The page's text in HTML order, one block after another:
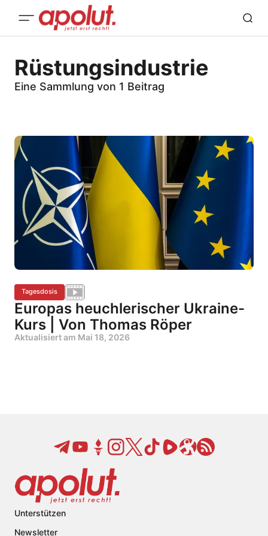
Rüstungsindustrie
Eine Sammlung von 1 Beitrag
Tagesdosis
Europas heuchlerischer Ukraine-
Kurs | Von Thomas Röper
Aktualisiert am Mai 18, 2026
Unterstützen
Newsletter